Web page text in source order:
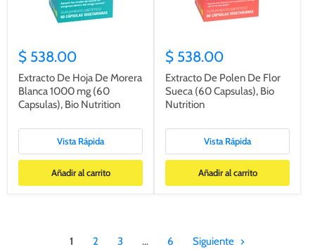
$ 538.00
Extracto De Hoja De Morera
Blanca 1000 mg (60
Capsulas), Bio Nutrition
Vista Rápida
Añadir al carrito
$ 538.00
Extracto De Polen De Flor
Sueca (60 Capsulas), Bio
Nutrition
Vista Rápida
Añadir al carrito
1 2 3 … 6 Siguiente